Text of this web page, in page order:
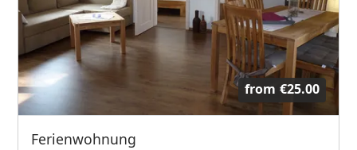
from €25.00
Ferienwohnung